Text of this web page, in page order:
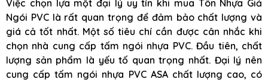
Việc chọn lựa một đại lý uy tín khi mua Tôn Nhựa Giả
Ngói PVC là rất quan trọng để đảm bảo chất lượng và
giá cả tốt nhất. Một số tiêu chí cần được cân nhắc khi
chọn nhà cung cấp tấm ngói nhựa PVC. Đầu tiên, chất
lượng sản phẩm là yếu tố quan trọng nhất. Đại lý nên
cung cấp tấm ngói nhựa PVC ASA chất lượng cao, có